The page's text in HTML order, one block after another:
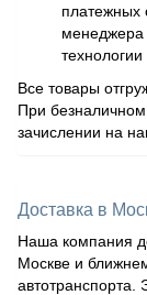
менеджера
Все товары
При
зачислении на
Доставка в
Наша компания
Москве и
автотранспорта.